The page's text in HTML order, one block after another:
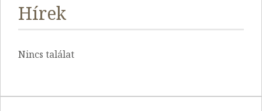
Hírek
Nincs találat